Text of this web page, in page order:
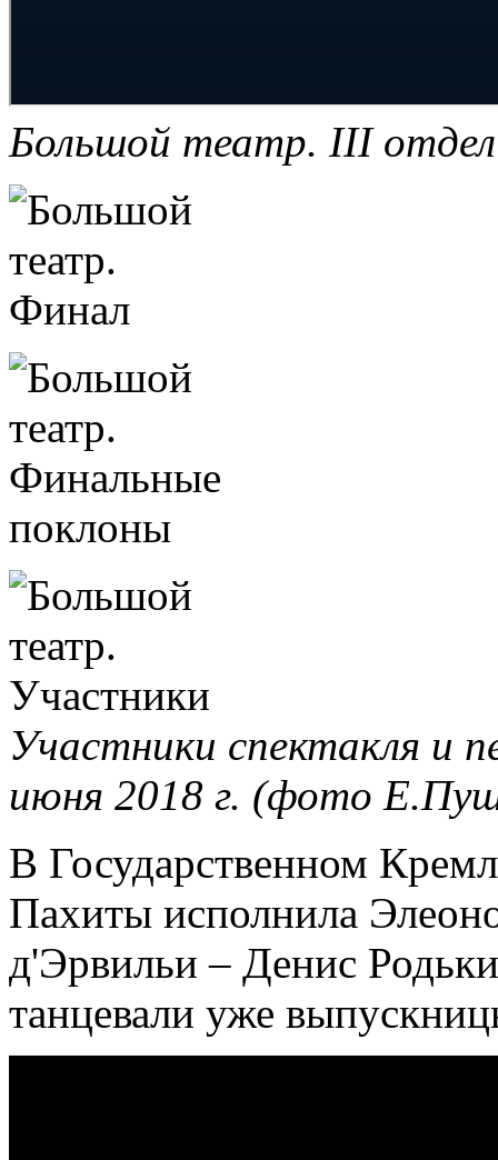
Большой театр. III
Участники спектакля и
июня 2018 г. (фото
В Государственном
Пахиты исполнила
д'Эрвильи – Денис
танцевали уже